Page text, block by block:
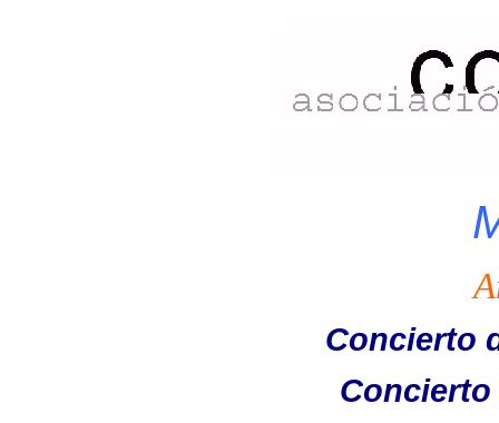
Concierto
Concierto